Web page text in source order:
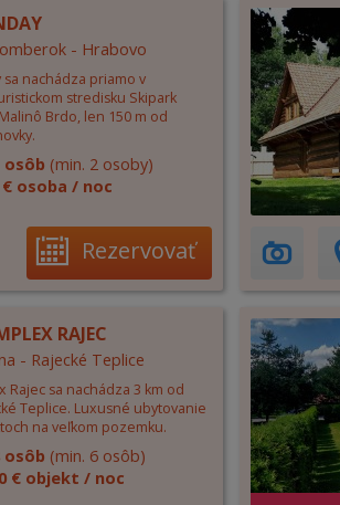
- Hrabovo
sa nachádza priamo v
stredisku Skipark
Brdo, len 150 m od
osôb (min. 2 osoby)
€ osoba / noc
Rezervovať
RAJEC
- Rajecké Teplice
Rajec sa nachádza 3 km od
Teplice. Luxusné ubytovanie
na veľkom pozemku.
osôb (min. 6 osôb)
€ objekt / noc